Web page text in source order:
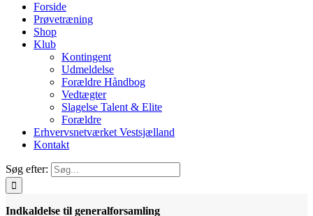
Forside
Prøvetræning
Shop
Klub
Kontingent
Udmeldelse
Forældre Håndbog
Vedtægter
Slagelse Talent & Elite
Forældre
Erhvervsnetværket Vestsjælland
Kontakt
Søg efter:
Indkaldelse til generalforsamling